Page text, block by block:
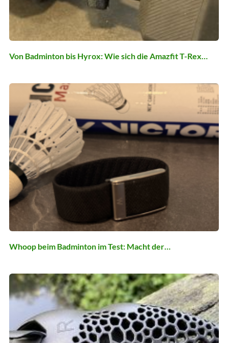
Von Badminton bis Hyrox: Wie sich die Amazfit T-Rex…
Whoop beim Badminton im Test: Macht der…